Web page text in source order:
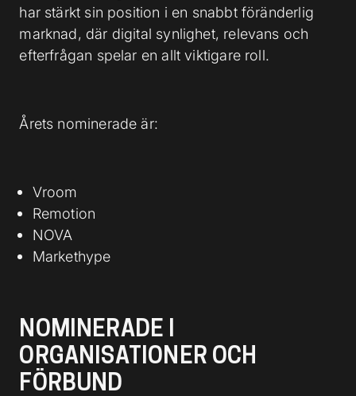
har stärkt sin position i en snabbt föränderlig
marknad, där digital synlighet, relevans och
efterfrågan spelar en allt viktigare roll.
Årets nominerade är:
Vroom
Remotion
NOVA
Markethype
NOMINERADE I
ORGANISATIONER OCH
FÖRBUND